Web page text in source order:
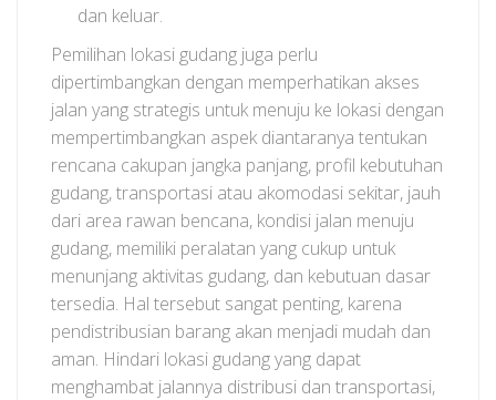
dan keluar.
Pemilihan lokasi gudang juga perlu
dipertimbangkan dengan memperhatikan akses
jalan yang strategis untuk menuju ke lokasi dengan
mempertimbangkan aspek diantaranya tentukan
rencana cakupan jangka panjang, profil kebutuhan
gudang, transportasi atau akomodasi sekitar, jauh
dari area rawan bencana, kondisi jalan menuju
gudang, memiliki peralatan yang cukup untuk
menunjang aktivitas gudang, dan kebutuan dasar
tersedia. Hal tersebut sangat penting, karena
pendistribusian barang akan menjadi mudah dan
aman. Hindari lokasi gudang yang dapat
menghambat jalannya distribusi dan transportasi,